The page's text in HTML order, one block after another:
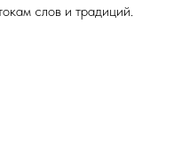
слов и традиций.